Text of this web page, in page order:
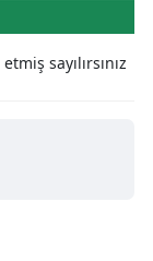
sayılırsınız